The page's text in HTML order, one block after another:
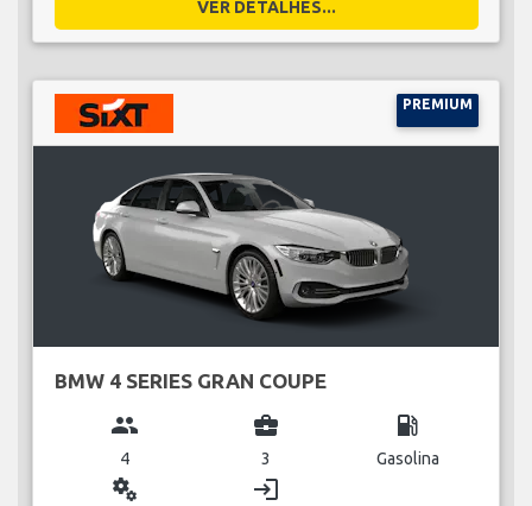
VER DETALHES...
PREMIUM
BMW 4 SERIES GRAN COUPE
group
4
business_center
3
local_gas_station
Gasolina
miscellaneous_services login